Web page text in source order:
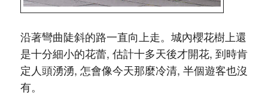
沿著彎曲陡斜的路一直向上走。城內櫻花樹上還
是十分細小的花蕾, 估計十多天後才開花, 到時肯
定人頭湧湧, 怎會像今天那麼冷清, 半個遊客也沒
有。